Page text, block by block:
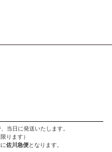
当日に発送いたします。
ります）
佐川急便となります。